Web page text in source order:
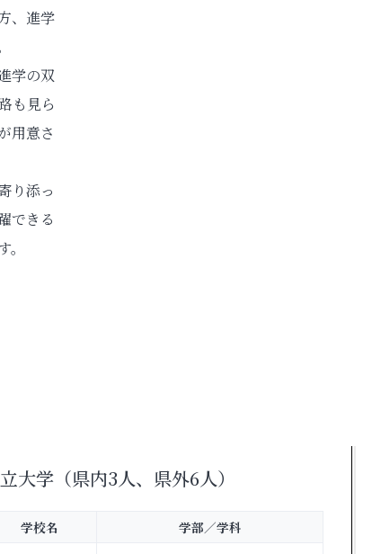
、進学
学の双
も見ら
用意さ
り添っ
できる
大学（県内3人、県外6人）
学校名 学部／学科